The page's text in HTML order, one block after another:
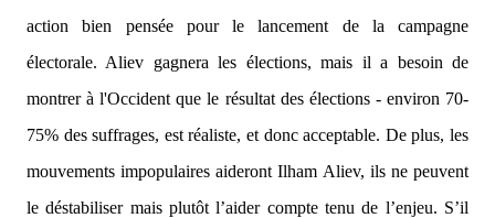
action bien pensée pour le lancement de la campagne
électorale. Aliev gagnera les élections, mais il a besoin de
montrer à l'Occident que le résultat des élections - environ 70-
75% des suffrages, est réaliste, et donc acceptable. De plus, les
mouvements impopulaires aideront Ilham Aliev, ils ne peuvent
le déstabiliser mais plutôt l’aider compte tenu de l’enjeu. S’il